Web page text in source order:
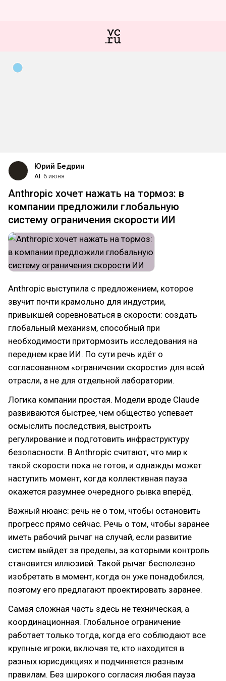
Юрий Бедрин
AI 6 июня
Anthropic хочет нажать на тормоз: в
компании предложили глобальную
систему ограничения скорости ИИ
Anthropic выступила с предложением, которое
звучит почти крамольно для индустрии,
привыкшей соревноваться в скорости: создать
глобальный механизм, способный при
необходимости притормозить исследования на
переднем крае ИИ. По сути речь идёт о
согласованном «ограничении скорости» для всей
отрасли, а не для отдельной лаборатории.
Логика компании простая. Модели вроде Claude
развиваются быстрее, чем общество успевает
осмыслить последствия, выстроить
регулирование и подготовить инфраструктуру
безопасности. В Anthropic считают, что мир к
такой скорости пока не готов, и однажды может
наступить момент, когда коллективная пауза
окажется разумнее очередного рывка вперёд.
Важный нюанс: речь не о том, чтобы остановить
прогресс прямо сейчас. Речь о том, чтобы заранее
иметь рабочий рычаг на случай, если развитие
систем выйдет за пределы, за которыми контроль
становится иллюзией. Такой рычаг бесполезно
изобретать в момент, когда он уже понадобился,
поэтому его предлагают проектировать заранее.
Самая сложная часть здесь не техническая, а
координационная. Глобальное ограничение
работает только тогда, когда его соблюдают все
крупные игроки, включая те, кто находится в
разных юрисдикциях и подчиняется разным
правилам. Без широкого согласия любая пауза